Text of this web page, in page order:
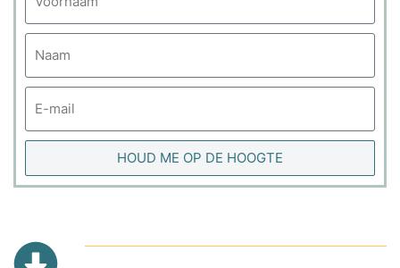
HOUD ME OP DE HOOGTE